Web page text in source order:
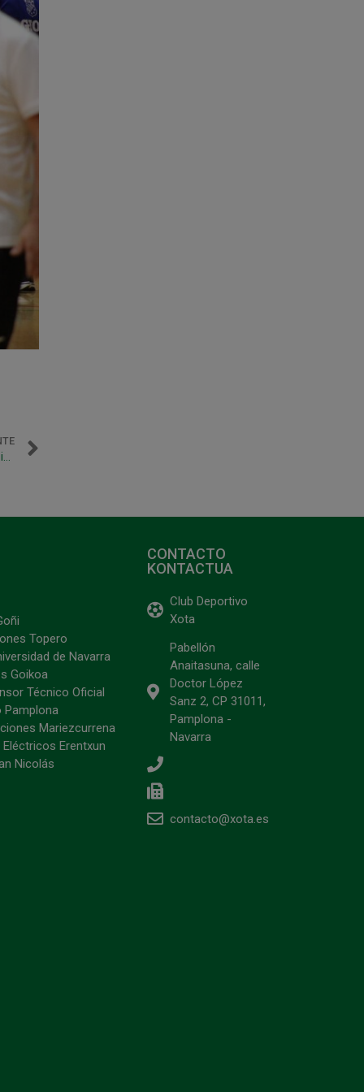
Jhonatan Linhares sufre un esguince grado 1 en su rodilla izquierda
Topero
de Navarra
Goikoa
Técnico Oficial
Pamplona
Mariezcurrena
Erentxun
Nicolás
CONTACTO
KONTACTUA
Club Deportivo
Xota
Pabellón
Anaitasuna, calle
Doctor López
Sanz 2, CP 31011,
Pamplona -
Navarra
contacto@xota.es